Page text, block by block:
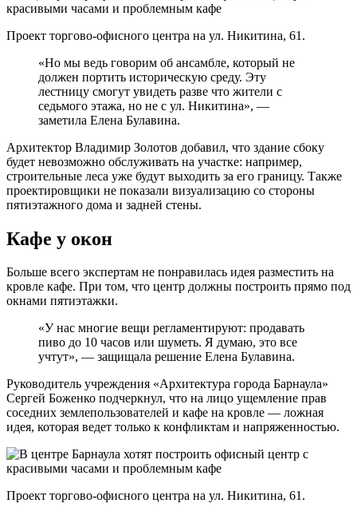
Проект торгово-офисного центра на ул. Никитина, 61.
«Но мы ведь говорим об ансамбле, который не
должен портить историческую среду. Эту
лестницу смогут увидеть разве что жители с
седьмого этажа, но не с ул. Никитина», —
заметила Елена Булавина.
Архитектор Владимир Золотов добавил, что здание сбоку
будет невозможно обслуживать на участке: например,
строительные леса уже будут выходить за его границу. Также
проектировщики не показали визуализацию со стороны
пятиэтажного дома и задней стены.
Кафе у окон
Больше всего экспертам не понравилась идея разместить на
кровле кафе. При том, что центр должны построить прямо под
окнами пятиэтажки.
«У нас многие вещи регламентируют: продавать
пиво до 10 часов или шуметь. Я думаю, это все
учтут», — защищала решение Елена Булавина.
Руководитель учреждения «Архитектура города Барнаула»
Сергей Боженко подчеркнул, что на лицо ущемление прав
соседних землепользователей и кафе на кровле — ложная
идея, которая ведет только к конфликтам и напряженностью.
Проект торгово-офисного центра на ул. Никитина, 61.